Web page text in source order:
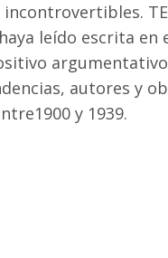
incontrovertibles.
leído escrita
autores y
y 1939.